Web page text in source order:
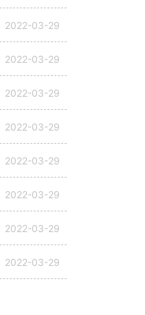
2022-03-29
2022-03-29
2022-03-29
2022-03-29
2022-03-29
2022-03-29
2022-03-29
2022-03-29